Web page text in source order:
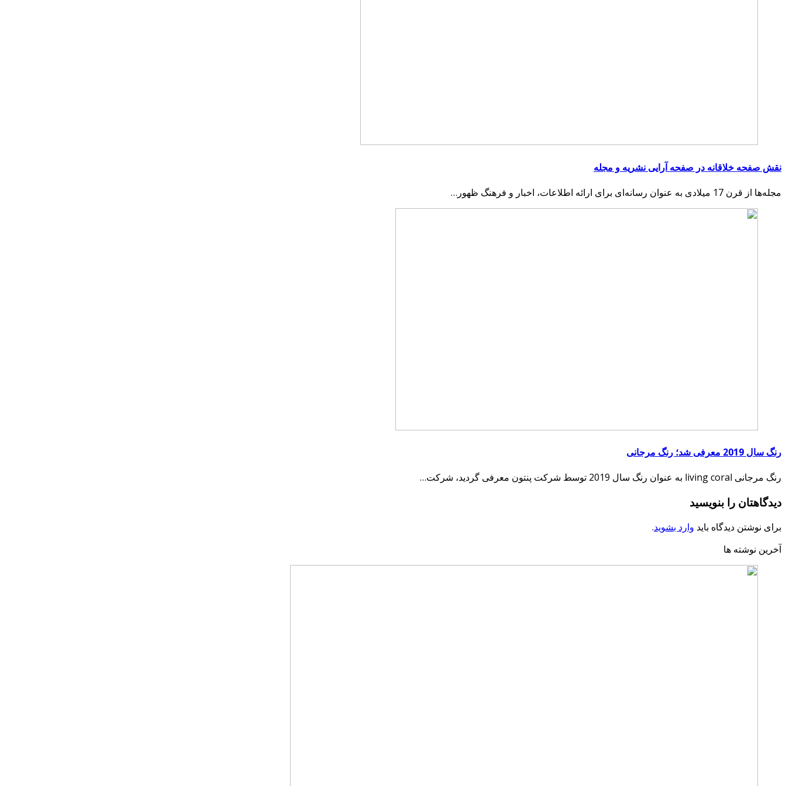
نقش صفحه خلاقانه در صفحه آرایی نشریه و مجله
مجله‌ها از قرن 17 میلادی به عنوان رسانه‌ای برای ارائه اطلاعات، اخبار و فرهنگ ظهور…
رنگ سال 2019 معرفی شد؛ رنگ مرجانی
رنگ مرجانی living coral به عنوان رنگ سال 2019 توسط شرکت پنتون معرفی گردید، شرکت…
دیدگاهتان را بنویسید
برای نوشتن دیدگاه باید وارد بشوید.
آخرین نوشته ها